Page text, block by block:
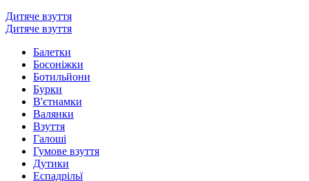
Дитяче взуття
Дитяче взуття
Балетки
Босоніжки
Ботильйони
Бурки
В'єтнамки
Валянки
Взуття
Галоші
Гумове взуття
Дутики
Еспадрільї